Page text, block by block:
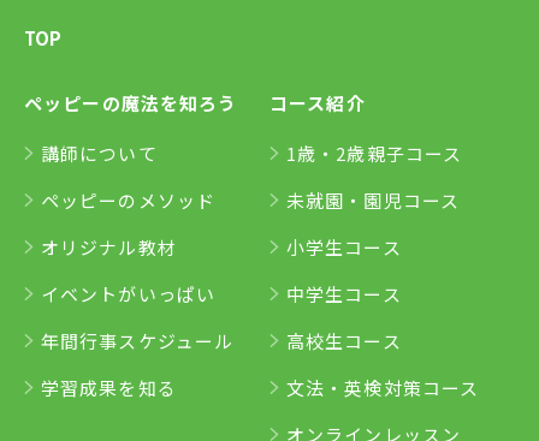
TOP
ペッピーの魔法を知ろう
講師について
ペッピーのメソッド
オリジナル教材
イベントがいっぱい
年間行事スケジュール
学習成果を知る
コース紹介
1歳・2歳親子コース
未就園・園児コース
小学生コース
中学生コース
高校生コース
文法・英検対策コース
オンラインレッスン